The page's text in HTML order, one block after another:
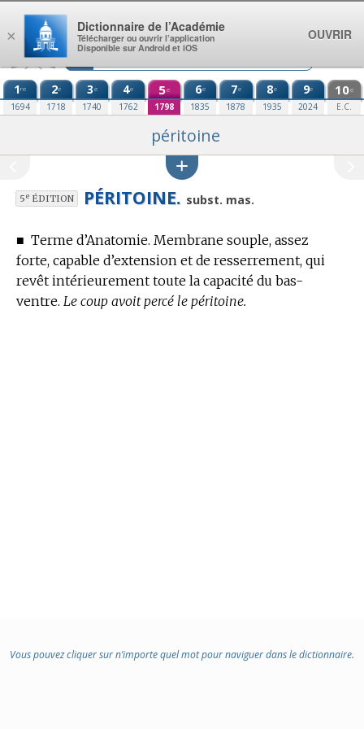
Aller au contenu
1re
1694
2e
1718
3e
1740
4e
1762
5e
1798
6e
1835
7e
1878
8e
1935
9e
2024
10e
E.C.
péritoine
5eÉDITION PÉRITOINE. subst. mas.
■ Terme d’Anatomie. Membrane souple, assez
forte, capable d’extension et de resserrement, qui
revêt intérieurement toute la capacité du bas-
ventre. Le coup avoit percé le péritoine.
Vous pouvez cliquer sur n’importe quel mot pour naviguer dans le dictionnaire.
×
Dictionnaire de l’Académie
Télécharger ou ouvrir l’application
Disponible sur Android et iOS
OUVRIR